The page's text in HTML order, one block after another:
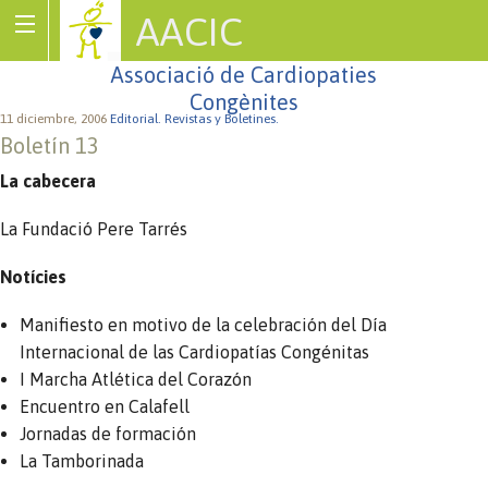
AACIC
Associació de Cardiopaties
Congènites
11 diciembre, 2006 Editorial. Revistas y Boletines.
Boletín 13
La cabecera
La Fundació Pere Tarrés
Notícies
Manifiesto en motivo de la celebración del Día
Internacional de las Cardiopatías Congénitas
I Marcha Atlética del Corazón
Encuentro en Calafell
Jornadas de formación
La Tamborinada